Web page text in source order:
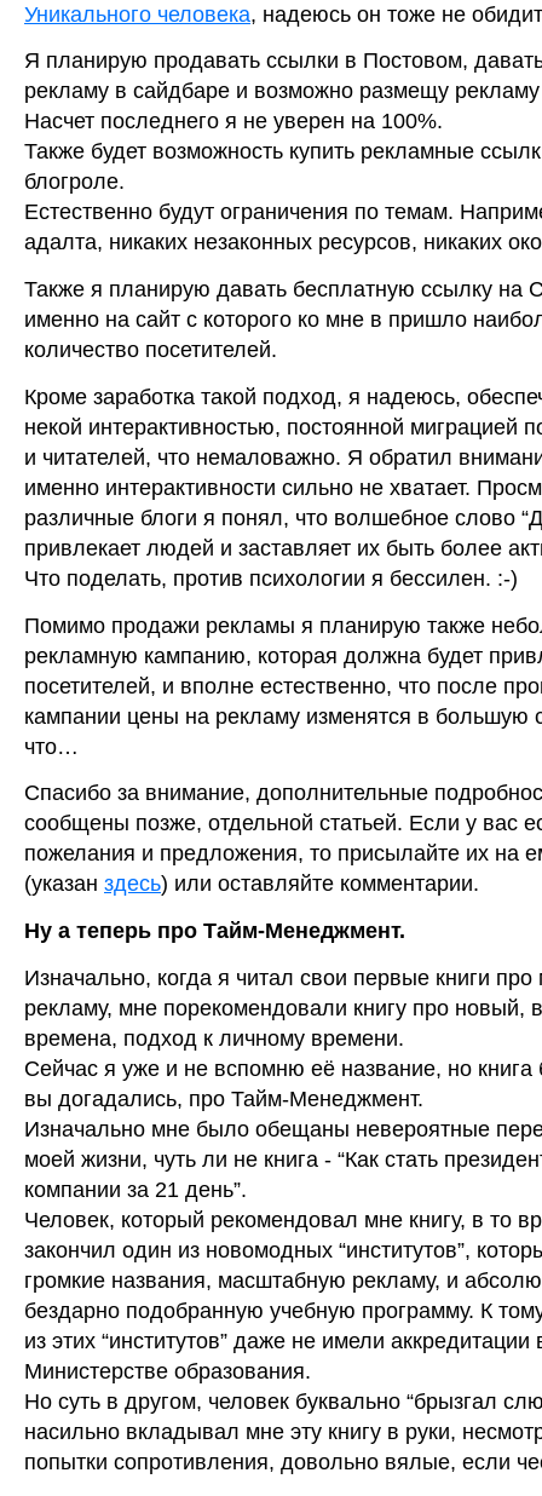
Уникального человека, надеюсь он тоже не
Я планирую продавать ссылки в Постовом,
рекламу в сайдбаре и возможно размещу
Насчет последнего я не уверен на 100%.
Также будет возможность купить рекламные
блогроле.
Естественно будут ограничения по темам.
адалта, никаких незаконных ресурсов, никаких
Также я планирую давать бесплатную ссылку на
именно на сайт с которого ко мне в пришло
количество посетителей.
Кроме заработка такой подход, я надеюсь,
некой интерактивностью, постоянной миграцией
и читателей, что немаловажно. Я обратил
именно интерактивности сильно не хватает.
различные блоги я понял, что волшебное слово
привлекает людей и заставляет их быть более
Что поделать, против психологии я бессилен. :-)
Помимо продажи рекламы я планирую также
рекламную кампанию, которая должна будет
посетителей, и вполне естественно, что после
кампании цены на рекламу изменятся в большую
что…
Спасибо за внимание, дополнительные
сообщены позже, отдельной статьей. Если у вас
пожелания и предложения, то присылайте их на
(указан здесь) или оставляйте комментарии.
Ну а теперь про Тайм-Менеджмент.
Изначально, когда я читал свои первые книги про
рекламу, мне порекомендовали книгу про новый,
времена, подход к личному времени.
Сейчас я уже и не вспомню её название, но книга
вы догадались, про Тайм-Менеджмент.
Изначально мне было обещаны невероятные
моей жизни, чуть ли не книга - “Как стать
компании за 21 день”.
Человек, который рекомендовал мне книгу, в то
закончил один из новомодных “институтов”,
громкие названия, масштабную рекламу, и
бездарно подобранную учебную программу. К
из этих “институтов” даже не имели аккредитации
Министерстве образования.
Но суть в другом, человек буквально “брызгал
насильно вкладывал мне эту книгу в руки,
попытки сопротивления, довольно вялые, если